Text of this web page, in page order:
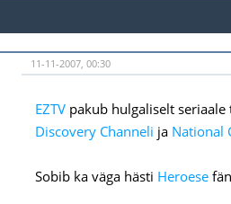
11-11-2007, 00:30
EZTVpakub hulgaliselt seriaale
Discovery Channeli ja National
Sobib ka väga hästi Heroese